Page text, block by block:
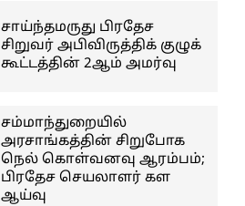
சாய்ந்தமருது பிரதேச
சிறுவர் அபிவிருத்திக் குழுக்
கூட்டத்தின் 2ஆம் அமர்வு
சம்மாந்துறையில்
அரசாங்கத்தின் சிறுபோக
நெல் கொள்வனவு ஆரம்பம்;
பிரதேச செயலாளர் கள
ஆய்வு